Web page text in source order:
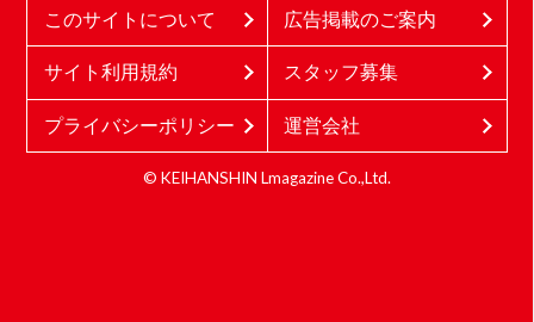
このサイトについて 広告掲載のご案内
サイト利用規約 スタッフ募集
プライバシーポリシー 運営会社
© KEIHANSHIN Lmagazine Co.,Ltd.